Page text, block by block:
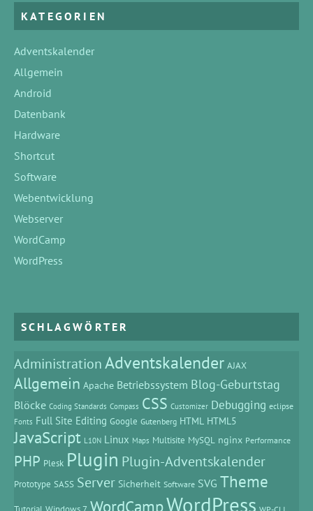
KATEGORIEN
Adventskalender
Allgemein
Android
Datenbank
Hardware
Shortcut
Software
Webentwicklung
Webserver
WordCamp
WordPress
SCHLAGWÖRTER
AdministrationAdventskalender AJAX
Allgemein Apache Betriebssystem Blog-Geburtstag
Blöcke Coding Standards Compass CSS Customizer Debugging eclipse
Fonts Full Site Editing Google Gutenberg HTML HTML5
JavaScript L10N Linux Maps Multisite MySQL nginx Performance
PHP Plesk Plugin Plugin-Adventskalender
Prototype SASS Server Sicherheit Software SVG Theme
WordCampWordPress